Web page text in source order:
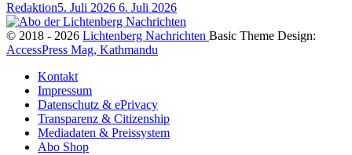
Redaktion5. Juli 2026 6. Juli 2026
© 2018 - 2026 Lichtenberg Nachrichten Basic Theme Design:
AccessPress Mag, Kathmandu
Kontakt
Impressum
Datenschutz & ePrivacy
Transparenz & Citizenship
Mediadaten & Preissystem
Abo Shop